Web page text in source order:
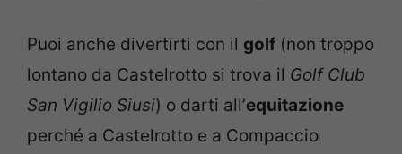
Puoi anche divertirti con il golf (non troppo
lontano da Castelrotto si trova il Golf Club
San Vigilio Siusi) o darti all’equitazione
perché a Castelrotto e a Compaccio